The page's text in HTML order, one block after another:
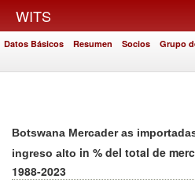
WITS
Datos Básicos Resumen Socios Grupo
Botswana Mercader as
ingreso alto in % del total de
1988-2023